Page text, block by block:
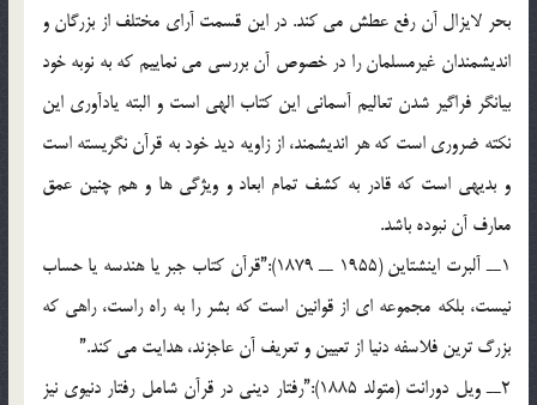
بحر لايزال آن رفع عطش مي کند. در اين قسمت آراي مختلف از بزرگان و
انديشمندان غيرمسلمان را در خصوص آن بررسي مي نماييم که به نوبه خود
بيانگر فراگير شدن تعاليم آسماني اين کتاب الهي است و البته يادآوري اين
نکته ضروري است که هر انديشمند، از زاويه ديد خود به قرآن نگريسته است
و بديهي است که قادر به کشف تمام ابعاد و ويژگي ها و هم چنين عمق
معارف آن نبوده باشد.
1ــ آلبرت اينشتاين (1955 ــ 1879):”قرآن کتاب جبر يا هندسه يا حساب
نيست، بلکه مجموعه اي از قوانين است که بشر را به راه راست، راهي که
بزرگ ترين فلاسفه دنيا از تعيين و تعريف آن عاجزند، هدايت مي کند.”
2ــ ويل دورانت (متولد 1885):”رفتار ديني در قرآن شامل رفتار دنيوي نيز